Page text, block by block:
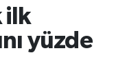
ilk
yüzde